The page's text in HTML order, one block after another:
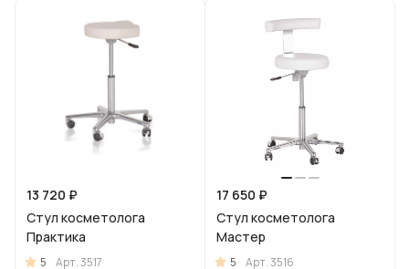
13 720 ₽
Стул косметолога
Практика
5 Арт.3517
17 650 ₽
Стул косметолога
Мастер
5 Арт.3516